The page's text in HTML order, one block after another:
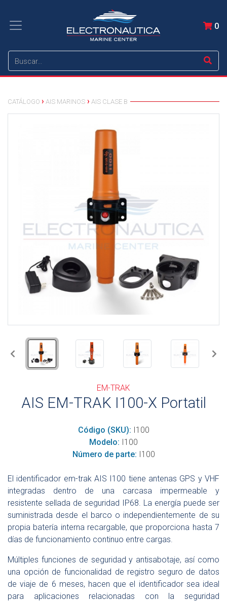
0
CATÁLOGO AIS MARINOS AIS CLASE B
Anterior
EM-TRAK
AIS EM-TRAK I100-X Portatil
Código (SKU): I100
Modelo: I100
Número de parte: I100
El identificador em-trak AIS I100 tiene antenas GPS y VHF
integradas dentro de una carcasa impermeable y
resistente sellada de seguridad IP68. La energía puede ser
suministrada desde el barco o independientemente de su
propia batería interna recargable, que proporciona hasta 7
días de funcionamiento continuo entre cargas.
Múltiples funciones de seguridad y antisabotaje, así como
una opción de funcionalidad de registro seguro de datos
de viaje de 6 meses, hacen que el identificador sea ideal
para aplicaciones relacionadas con la seguridad